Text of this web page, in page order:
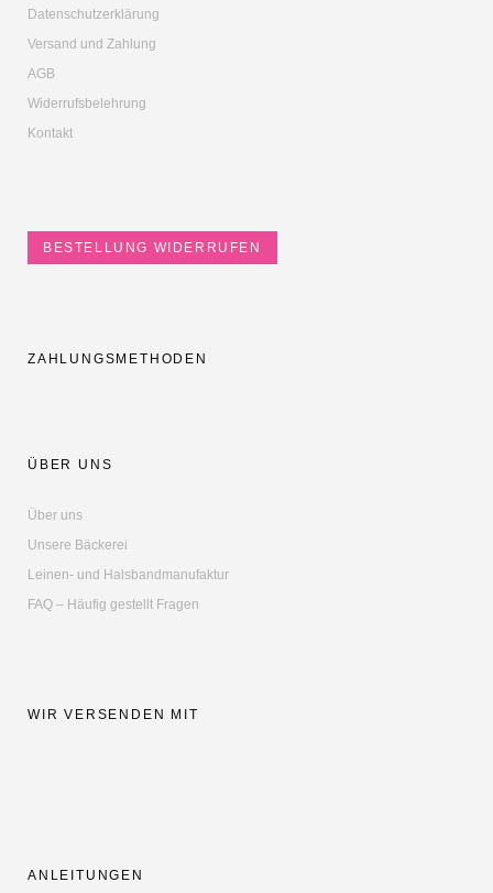
Datenschutzerklärung
Versand und Zahlung
AGB
Widerrufsbelehrung
Kontakt
BESTELLUNG WIDERRUFEN
ZAHLUNGSMETHODEN
ÜBER UNS
Über uns
Unsere Bäckerei
Leinen- und Halsbandmanufaktur
FAQ – Häufig gestellt Fragen
WIR VERSENDEN MIT
ANLEITUNGEN